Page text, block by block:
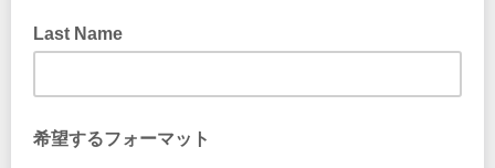
Last Name
希望するフォーマット